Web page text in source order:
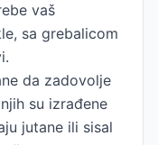
vaš
sa grebalicom
da zadovolje
su izrađene
jutane ili sisal